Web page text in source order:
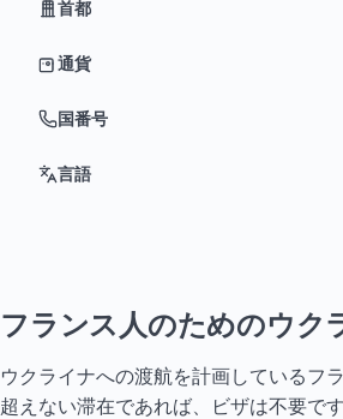
首都
通貨
国番号
言語
フランス人のためのウク
ウクライナへの渡航を計画しているフ
超えない滞在であれば、ビザは不要で